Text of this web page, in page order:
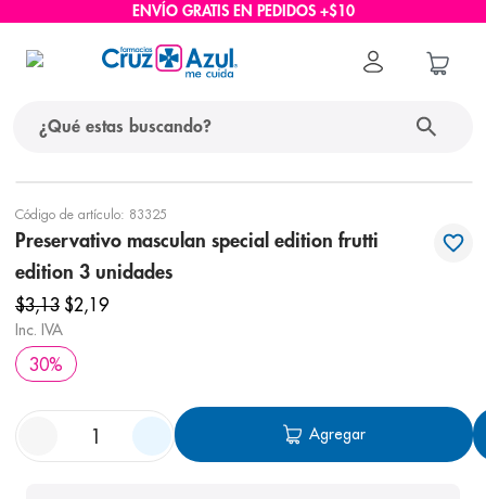
ENVÍO GRATIS EN PEDIDOS +$10
Código de artículo: 83325
Preservativo masculan special edition frutti
edition 3 unidades
$3,13 $2,19
Inc. IVA
30%
Agregar
términos más buscados
1. protector solar
2. pañales
3. eucerin
4. cerave
bioderma